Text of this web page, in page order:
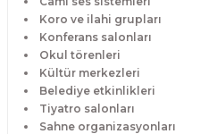
Koro ve ilahi grupları
Konferans salonları
Okul törenleri
Kültür merkezleri
Belediye etkinlikleri
Tiyatro salonları
Sahne organizasyonları